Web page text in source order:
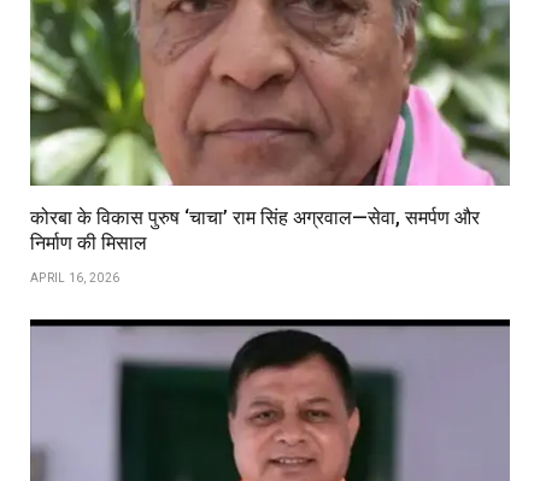
कोरबा के विकास पुरुष ‘चाचा’ राम सिंह अग्रवाल—सेवा, समर्पण और
निर्माण की मिसाल
APRIL 16, 2026